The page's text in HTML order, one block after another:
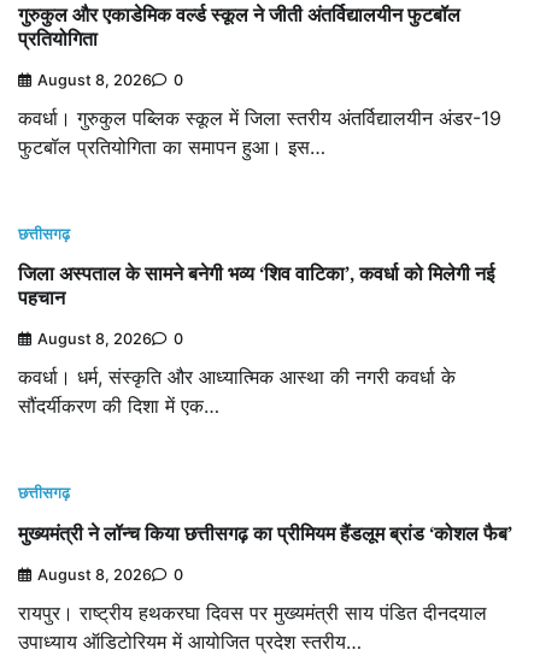
गुरुकुल और एकाडेमिक वर्ल्ड स्कूल ने जीती अंतर्विद्यालयीन फुटबॉल
प्रतियोगिता
August 8, 2026 0
कवर्धा। गुरुकुल पब्लिक स्कूल में जिला स्तरीय अंतर्विद्यालयीन अंडर-19
फुटबॉल प्रतियोगिता का समापन हुआ। इस…
छत्तीसगढ़
जिला अस्पताल के सामने बनेगी भव्य ‘शिव वाटिका’, कवर्धा को मिलेगी नई
पहचान
August 8, 2026 0
कवर्धा। धर्म, संस्कृति और आध्यात्मिक आस्था की नगरी कवर्धा के
सौंदर्यीकरण की दिशा में एक…
छत्तीसगढ़
मुख्यमंत्री ने लॉन्च किया छत्तीसगढ़ का प्रीमियम हैंडलूम ब्रांड ‘कोशल फैब’
August 8, 2026 0
रायपुर। राष्ट्रीय हथकरघा दिवस पर मुख्यमंत्री साय पंडित दीनदयाल
उपाध्याय ऑडिटोरियम में आयोजित प्रदेश स्तरीय…